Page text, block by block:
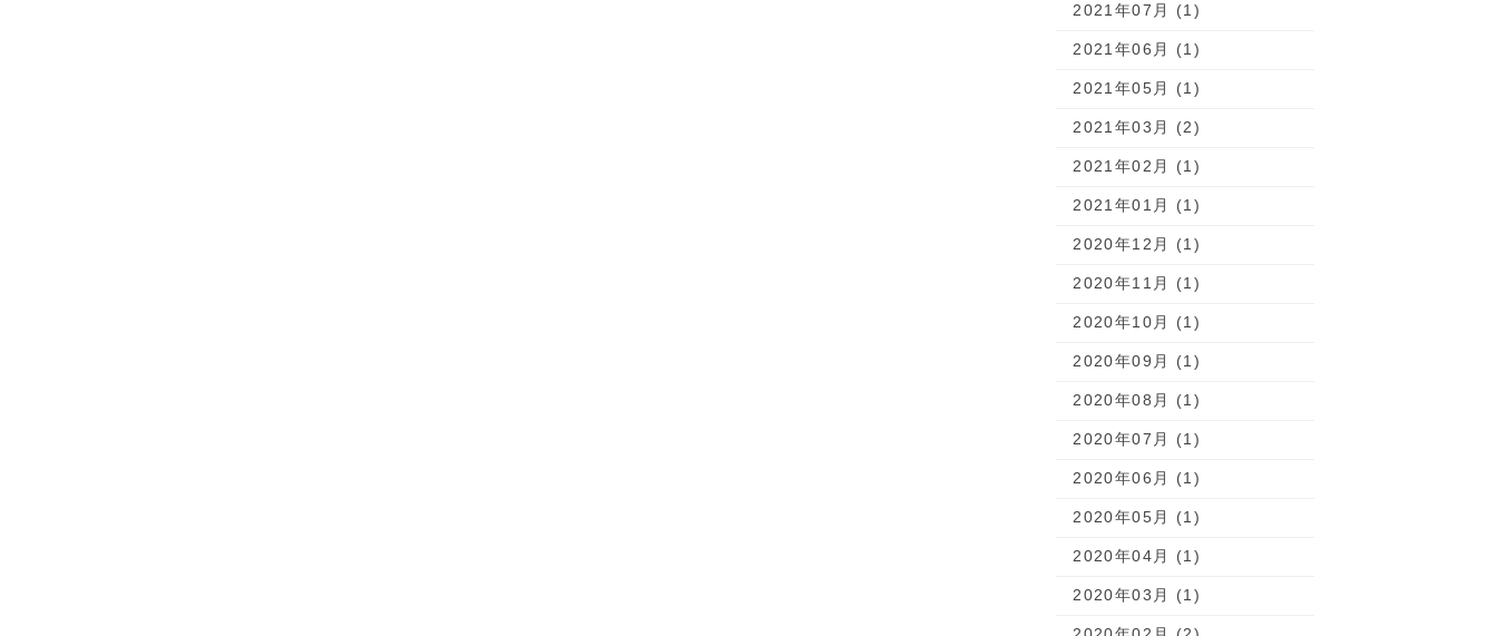
2021年07月 (1)
2021年06月 (1)
2021年05月 (1)
2021年03月 (2)
2021年02月 (1)
2021年01月 (1)
2020年12月 (1)
2020年11月 (1)
2020年10月 (1)
2020年09月 (1)
2020年08月 (1)
2020年07月 (1)
2020年06月 (1)
2020年05月 (1)
2020年04月 (1)
2020年03月 (1)